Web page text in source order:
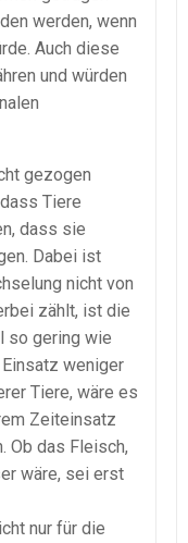
werden, wenn
Auch diese
und würden
gezogen
Tiere
dass sie
Dabei ist
nicht von
zählt, ist die
so gering wie
weniger
Tiere, wäre es
Zeiteinsatz
Ob das Fleisch,
wäre, sei erst
nur für die